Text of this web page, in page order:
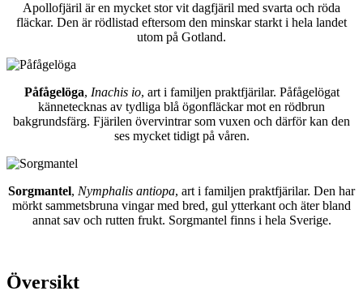
Apollofjäril är en mycket stor vit dagfjäril med svarta och röda
fläckar. Den är rödlistad eftersom den minskar starkt i hela landet
utom på Gotland.
Påfågelöga, Inachis io, art i familjen praktfjärilar. Påfågelögat
kännetecknas av tydliga blå ögonfläckar mot en rödbrun
bakgrundsfärg. Fjärilen övervintrar som vuxen och därför kan den
ses mycket tidigt på våren.
Sorgmantel, Nymphalis antiopa, art i familjen praktfjärilar. Den har
mörkt sammetsbruna vingar med bred, gul ytterkant och äter bland
annat sav och rutten frukt. Sorgmantel finns i hela Sverige.
Översikt